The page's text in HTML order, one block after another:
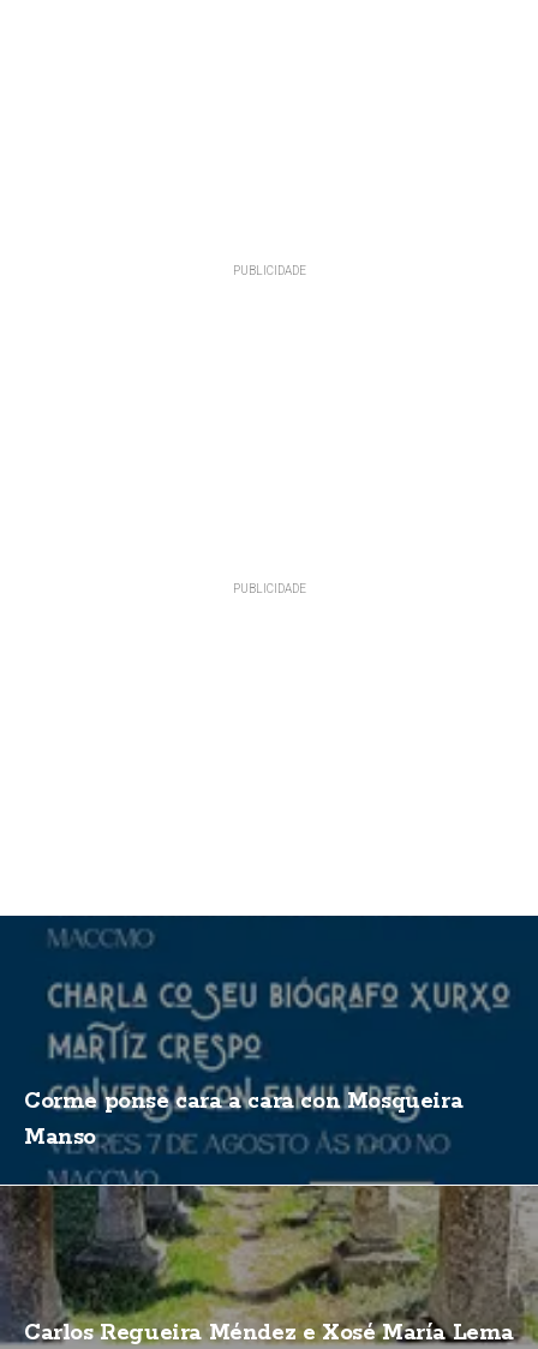
Corme ponse cara a cara con Mosqueira
Manso
Carlos Regueira Méndez e Xosé María Lema